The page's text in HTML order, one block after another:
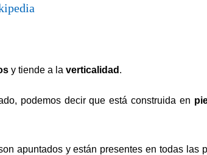
y tiende a la verticalidad .
podemos decir que está construida en
apuntados y están presentes en todas las